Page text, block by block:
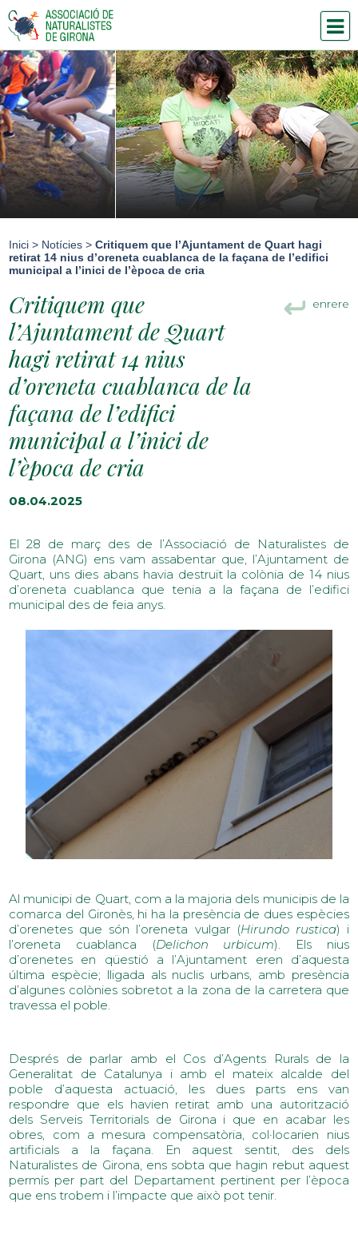
Inici > Notícies > Critiquem que l’Ajuntament de Quart hagi
retirat 14 nius d’oreneta cuablanca de la façana de l’edifici
municipal a l’inici de l’època de cria
enrere
Critiquem que
l’Ajuntament de Quart
hagi retirat 14 nius
d’oreneta cuablanca de la
façana de l’edifici
municipal a l’inici de
l’època de cria
08.04.2025
El 28 de març des de l’Associació de Naturalistes de
Girona (ANG) ens vam assabentar que, l’Ajuntament de
Quart, uns dies abans havia destruït la colònia de 14 nius
d’oreneta cuablanca que tenia a la façana de l’edifici
municipal des de feia anys.
Al municipi de Quart, com a la majoria dels municipis de la
comarca del Gironès, hi ha la presència de dues espècies
d’orenetes que són l’oreneta vulgar (Hirundo rustica) i
l’oreneta cuablanca (Delichon urbicum). Els nius
d’orenetes en qüestió a l’Ajuntament eren d’aquesta
última espècie; lligada als nuclis urbans, amb presència
d’algunes colònies sobretot a la zona de la carretera que
travessa el poble.
Després de parlar amb el Cos d’Agents Rurals de la
Generalitat de Catalunya i amb el mateix alcalde del
poble d’aquesta actuació, les dues parts ens van
respondre que els havien retirat amb una autorització
dels Serveis Territorials de Girona i que en acabar les
obres, com a mesura compensatòria, col·locarien nius
artificials a la façana. En aquest sentit, des dels
Naturalistes de Girona, ens sobta que hagin rebut aquest
permís per part del Departament pertinent per l’època
que ens trobem i l’impacte que això pot tenir.